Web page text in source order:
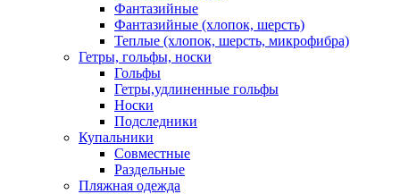
Фантазийные
Фантазийные (хлопок, шерсть)
Теплые (хлопок, шерсть, микрофибра)
Гетры, гольфы, носки
Гольфы
Гетры,удлиненные гольфы
Носки
Подследники
Купальники
Совместные
Раздельные
Пляжная одежда